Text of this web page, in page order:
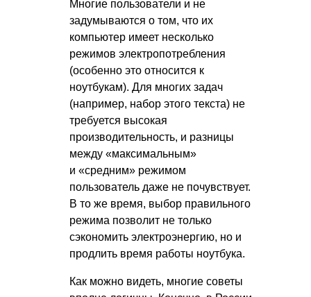
Многие пользователи и не
задумываются о том, что их
компьютер имеет несколько
режимов электропотребления
(особенно это относится к
ноутбукам). Для многих задач
(например, набор этого текста) не
требуется высокая
производительность, и разницы
между «максимальным»
и «средним» режимом
пользователь даже не почувствует.
В то же время, выбор правильного
режима позволит не только
сэкономить электроэнергию, но и
продлить время работы ноутбука.
Как можно видеть, многие советы